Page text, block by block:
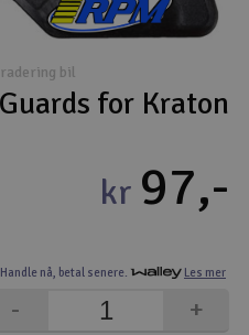
bil
for Kraton
Handle nå, betal senere. Les mer
kr 97,-
+
-